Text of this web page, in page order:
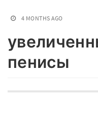
4 MONTHS AGO
пенисы